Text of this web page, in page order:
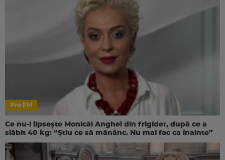
Pro FM
Ce nu-i lipsește Monicăi Anghel din frigider, după ce a
slăbit 40 kg: “Știu ce să mănânc. Nu mai fac ca înainte”